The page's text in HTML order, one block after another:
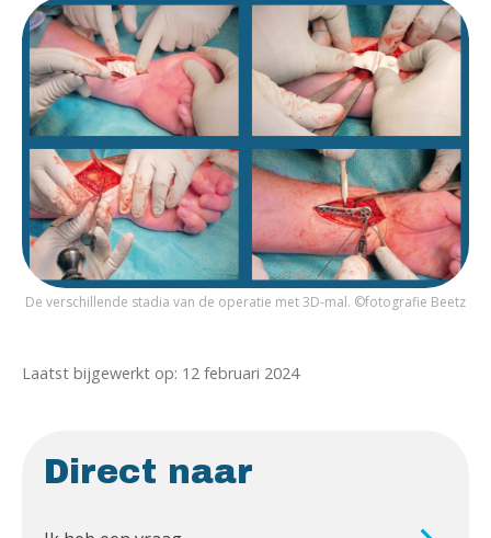
De verschillende stadia van de operatie met 3D-mal. ©fotografie Beetz
Laatst bijgewerkt op: 12 februari 2024
Direct naar